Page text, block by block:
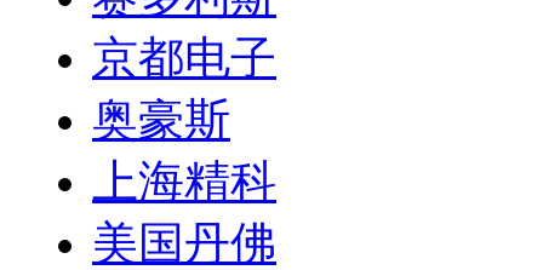
京都电子
奥豪斯
上海精科
美国丹佛